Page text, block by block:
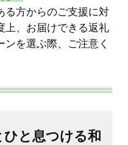
る方からのご支援に対
上、お届けできる返礼
を選ぶ際、ご注意く
ひと息つける和